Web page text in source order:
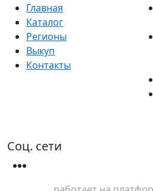
Главная
Каталог
Регионы
Выкуп
Контакты
Соц. сети